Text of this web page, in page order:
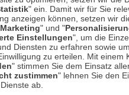
" ein. Damit wir für Sie
anzeigen können, setzen wir
Marketing" und "
Einstellungen", um die
Diensten zu erfahren sowie
zu erteilen. Mit einem
" stimmen Sie dem Einsatz
zustimmen" lehnen Sie den
ab.
53340 Meckenheim
bis Samstag 9:00 Uhr bis
weitere Information
Hier finden Sie uns im Netz